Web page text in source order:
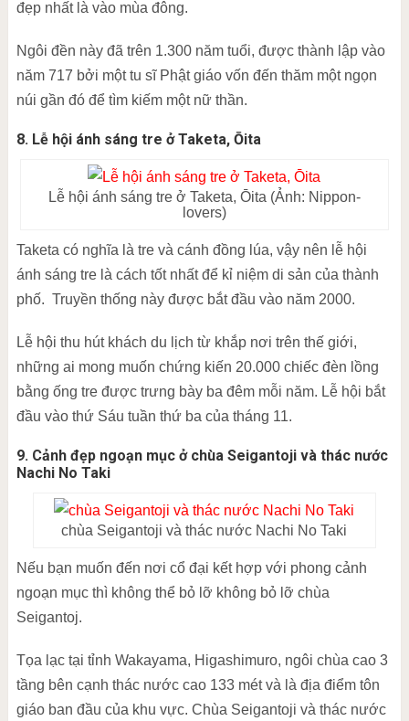
đẹp nhất là vào mùa đông.
Ngôi đền này đã trên 1.300 năm tuổi, được thành lập vào
năm 717 bởi một tu sĩ Phật giáo vốn đến thăm một ngọn
núi gần đó để tìm kiếm một nữ thần.
8. Lễ hội ánh sáng tre ở Taketa, Ōita
Lễ hội ánh sáng tre ở Taketa, Ōita (Ảnh: Nippon-
lovers)
Taketa có nghĩa là tre và cánh đồng lúa, vậy nên lễ hội
ánh sáng tre là cách tốt nhất để kỉ niệm di sản của thành
phố. Truyền thống này được bắt đầu vào năm 2000.
Lễ hội thu hút khách du lịch từ khắp nơi trên thế giới,
những ai mong muốn chứng kiến 20.000 chiếc đèn lồng
bằng ống tre được trưng bày ba đêm mỗi năm. Lễ hội bắt
đầu vào thứ Sáu tuần thứ ba của tháng 11.
9. Cảnh đẹp ngoạn mục ở chùa Seigantoji và thác nước
Nachi No Taki
chùa Seigantoji và thác nước Nachi No Taki
Nếu bạn muốn đến nơi cổ đại kết hợp với phong cảnh
ngoạn mục thì không thể bỏ lỡ không bỏ lỡ chùa
Seigantoj.
Tọa lạc tại tỉnh Wakayama, Higashimuro, ngôi chùa cao 3
tầng bên cạnh thác nước cao 133 mét và là địa điểm tôn
giáo ban đầu của khu vực. Chùa Seigantoji và thác nước